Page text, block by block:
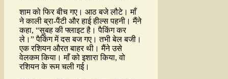
शाम को फिर बीच गए। आठ बजे लौटे। माँ
ने काली ब्रा-पैंटी और हाई हील्स पहनी। मैंने
कहा, “सुबह की फ्लाइट है। पैकिंग कर
ले।” पैकिंग में दस बज गए। तभी बेल बजी।
एक रशियन औरत बाहर थी। मैंने उसे
वेलकम किया। माँ को इशारा किया, वो
रशियन के रूम चली गई।